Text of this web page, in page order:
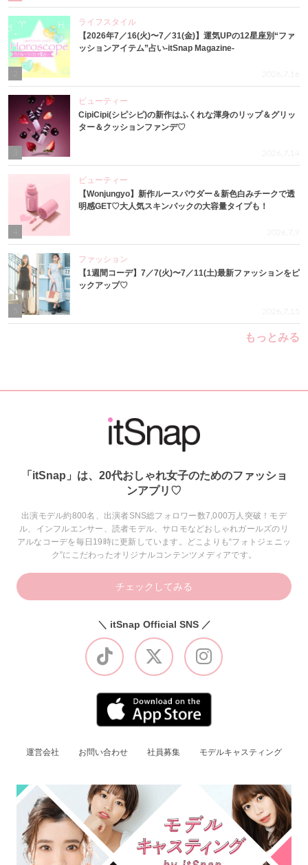
ライフスタイル
【2026年7／16(火)〜7／31(金)】運気UPの12星座別“ファ
ッションアイテム”占い-itSnap Magazine-
2026.7.16
3
ビューティー
CipiCipi(シピシピ)の新作はふくれな渾身のリップ＆グリッ
ター＆クッションファンデ♡
2026.7.14
4
ビューティー
【Wonjungyo】新作ルースパウダー＆新色白みチークで透
明感GET♡大人気スキンパックの大容量タイプも！
2026.7.9
ファッション
【1週間コーデ】7／7(火)〜7／11(土)最新ファッションをピ
ックアップ♡
2026.7.15
もっとみる
「itSnap」は、20代おしゃれ女子のためのファッショ
ンアプリ♡
出演モデル約800名、出演者SNS総フォロワー数7,000万人突破！モデ
ル、インフルエンサー、読者モデル、サロモなどおしゃれガールズのリ
アルなコーデを毎日19時に更新しています。どこよりも“フォトジェニッ
ク”にこだわったオリジナルコンテンツメディアです。
チェックしてみる
＼ itSnap Official SNS ／
運営会社 お問い合わせ 社員募集 モデルキャスティング